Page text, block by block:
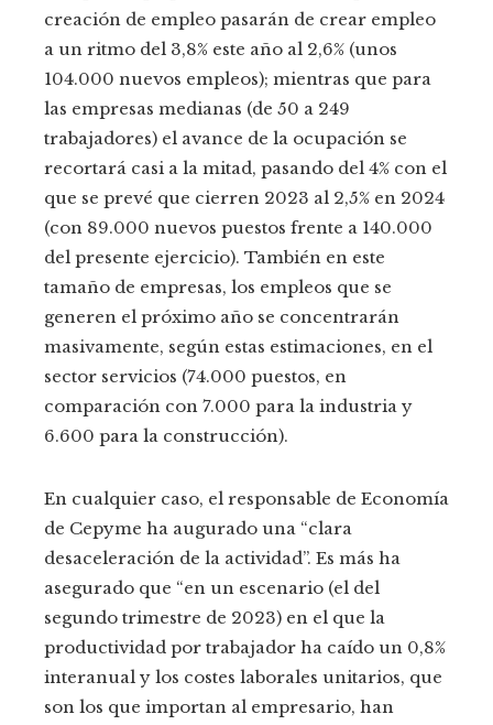
creación de empleo pasarán de crear empleo
a un ritmo del 3,8% este año al 2,6% (unos
104.000 nuevos empleos); mientras que para
las empresas medianas (de 50 a 249
trabajadores) el avance de la ocupación se
recortará casi a la mitad, pasando del 4% con el
que se prevé que cierren 2023 al 2,5% en 2024
(con 89.000 nuevos puestos frente a 140.000
del presente ejercicio). También en este
tamaño de empresas, los empleos que se
generen el próximo año se concentrarán
masivamente, según estas estimaciones, en el
sector servicios (74.000 puestos, en
comparación con 7.000 para la industria y
6.600 para la construcción).
En cualquier caso, el responsable de Economía
de Cepyme ha augurado una “clara
desaceleración de la actividad”. Es más ha
asegurado que “en un escenario (el del
segundo trimestre de 2023) en el que la
productividad por trabajador ha caído un 0,8%
interanual y los costes laborales unitarios, que
son los que importan al empresario, han